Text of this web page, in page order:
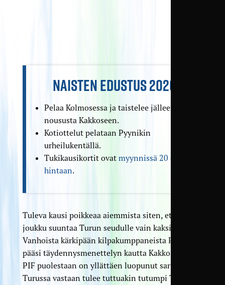
NAISTEN EDUSTUS 2026
Pelaa Kolmosessa ja taistelee jälleen
noususta Kakkoseen.
Kotiottelut pelataan Pyynikin
urheilukentällä.
Tukikausikortit ovat myynnissä 20 euron
hintaan.
Tuleva kausi poikkeaa aiemmista siten, että
joukku suuntaa Turun seudulle vain kaksi kertaa.
Vanhoista kärkipään kilpakumppaneista PaiHa
pääsi täydennys­menettelyn kautta Kakkoseen ja
PIF puolestaan on yllättäen luopunut sarjasta.
Turussa vastaan tulee tuttuakin tutumpi TuTo ja